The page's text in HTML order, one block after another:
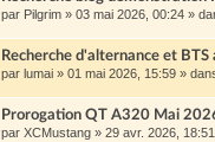
par Pilgrim » 03 mai 2026, 00:24 »
Recherche d'alternance et
par lumai » 01 mai 2026, 15:59 »
Prorogation QT A320 Mai
par XCMustang » 29 avr. 2026, 18:51